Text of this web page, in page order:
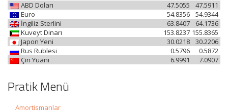
ABD Doları 47.5911
47.5055
Euro
54.9344
54.8356
İngiliz Sterlini
64.1736
63.8407
Kuveyt Dinarı
155.8365
153.8237
Japon Yeni
30.2206
30.0218
Rus Rublesi
0.5872
0.5796
Çin Yuanı
7.0907
6.9991
Pratik Menü
Amortismanlar